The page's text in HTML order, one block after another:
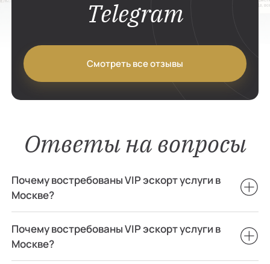
Telegram
Смотреть все отзывы
Ответы на вопросы
Почему востребованы VIP эскорт услуги в
Москве?
Почему востребованы VIP эскорт услуги в
Москве?